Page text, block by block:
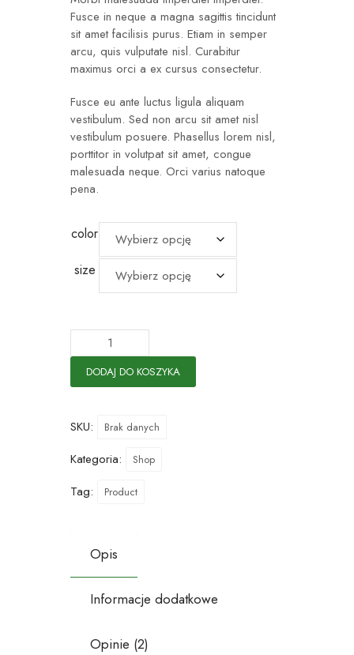
Fusce in neque a magna sagittis tincidunt
sit amet facilisis purus. Etiam in semper
arcu, quis vulputate nisl. Curabitur
maximus orci a ex cursus consectetur.
Fusce eu ante luctus ligula aliquam
vestibulum. Sed non arcu sit amet nisl
vestibulum posuere. Phasellus lorem nisl,
porttitor in volutpat sit amet, congue
malesuada neque. Orci varius natoque
pena.
color
size
DODAJ DO KOSZYKA
SKU: Brak danych
Kategoria: Shop
Tag: Product
Opis
Informacje dodatkowe
Opinie (2)